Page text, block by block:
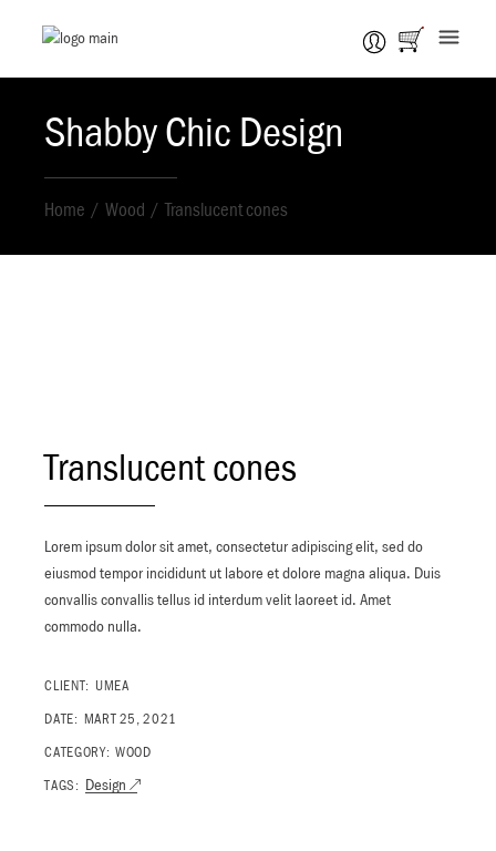
Shabby Chic Design
Home Wood Translucent cones
Translucent cones
Lorem ipsum dolor sit amet, consectetur adipiscing elit, sed do
eiusmod tempor incididunt ut labore et dolore magna aliqua. Duis
convallis convallis tellus id interdum velit laoreet id. Amet
commodo nulla.
CLIENT: UMEA
DATE: MART 25, 2021
CATEGORY: WOOD
TAGS: Design